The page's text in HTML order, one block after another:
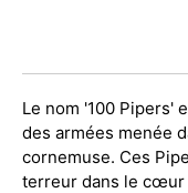
Le nom '100 Pipers'
des armées menée
cornemuse. Ces
terreur dans le cœur